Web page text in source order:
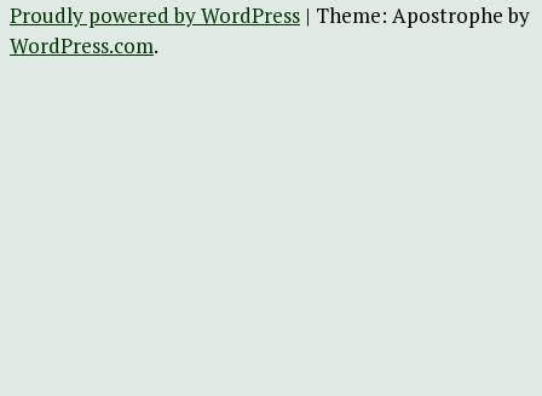
Proudly powered by WordPress | Theme: Apostrophe by
WordPress.com.